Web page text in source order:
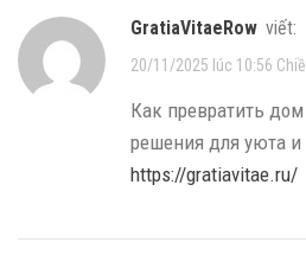
GratiaVitaeRow viết:
20/11/2025 lúc 10:56
Как превратить
решения для уюта и
https://gratiavitae.ru/